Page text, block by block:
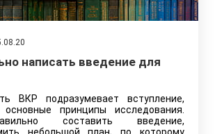
написать введение для
ВКР подразумевает вступление,
принципы исследования.
составить введение,